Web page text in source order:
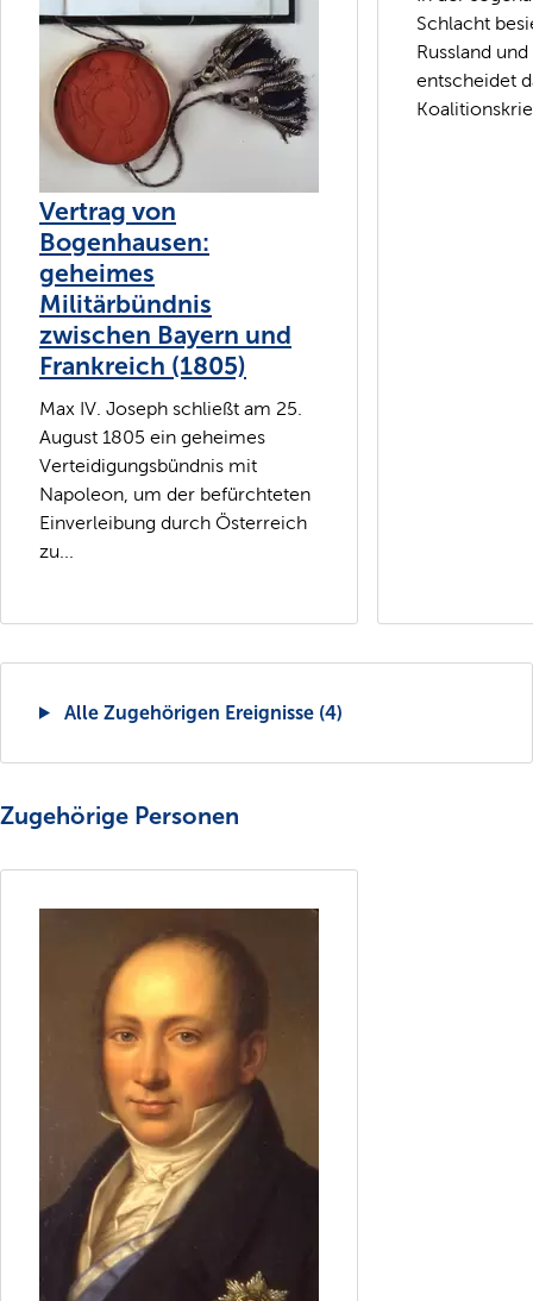
Vertrag von
Bogenhausen:
geheimes
Militärbündnis
zwischen Bayern und
Frankreich (1805)
Max IV. Joseph schließt am 25.
August 1805 ein geheimes
Verteidigungsbündnis mit
Napoleon, um der befürchteten
Einverleibung durch Österreich
zu...
Schlacht
Russland
entscheidet
Alle Zugehörigen Ereignisse (4)
Zugehörige Personen